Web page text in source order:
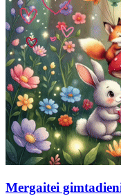
Mergaitei